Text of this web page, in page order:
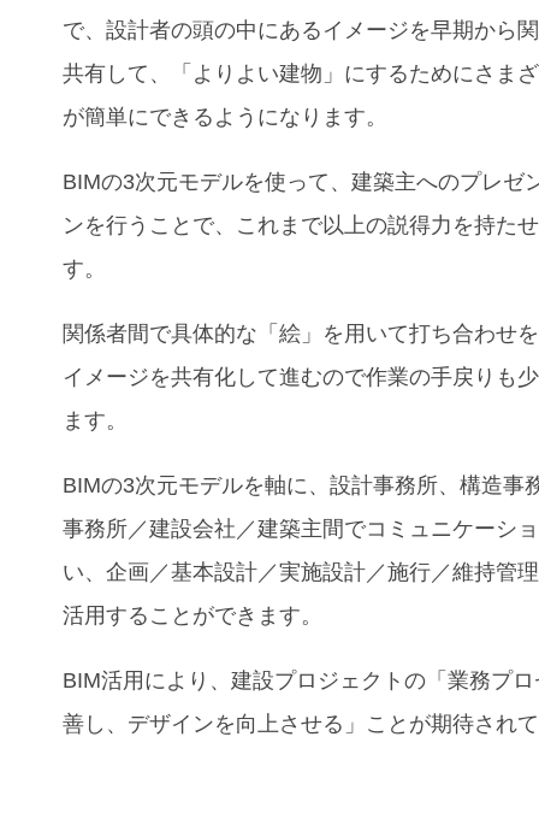
で、設計者の頭の中にあるイメージを早期から
共有して、「よりよい建物」にするためにさま
が簡単にできるようになります。
BIMの3次元モデルを使って、建築主へのプレゼ
ンを行うことで、これまで以上の説得力を持た
す。
関係者間で具体的な「絵」を用いて打ち合わせ
イメージを共有化して進むので作業の手戻りも
ます。
BIMの3次元モデルを軸に、設計事務所、構造事
事務所／建設会社／建築主間でコミュニケーシ
い、企画／基本設計／実施設計／施行／維持管
活用することができます。
BIM活用により、建設プロジェクトの「業務プ
善し、デザインを向上させる」ことが期待され